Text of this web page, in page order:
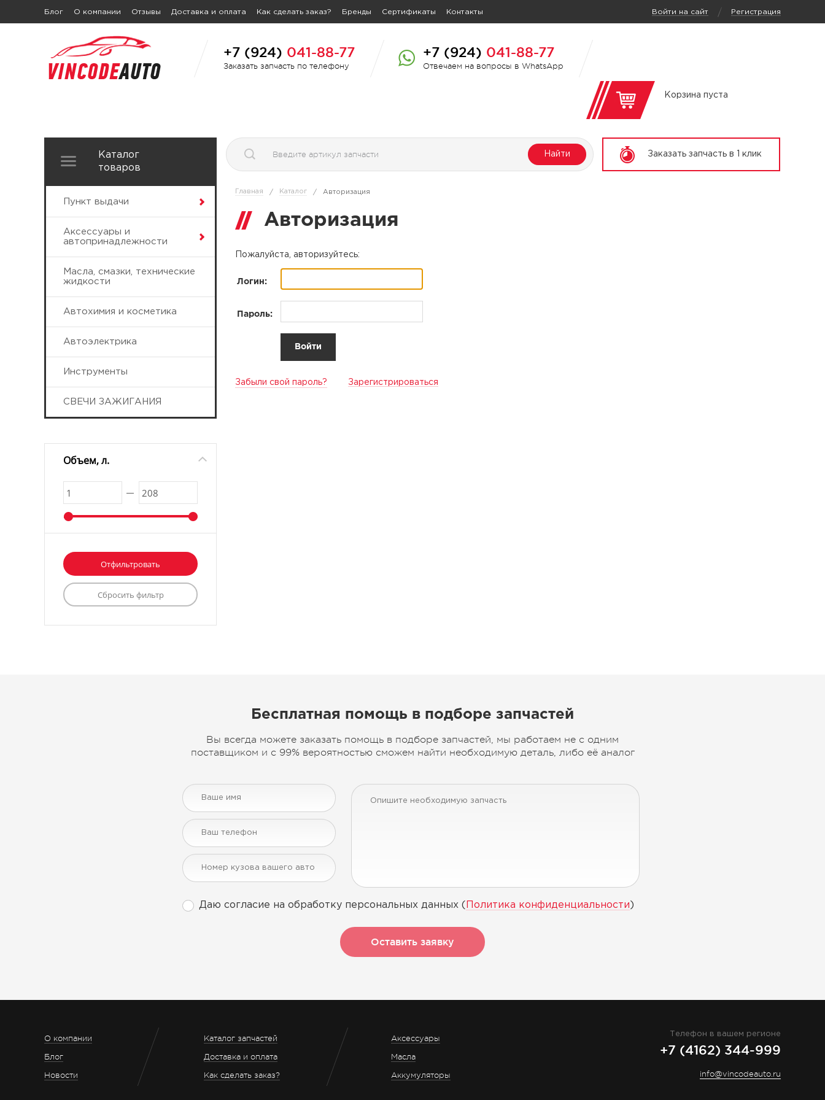
Блог О компании Отзывы Доставка и оплата Как сделать заказ? Бренды Сертификаты Контакты Войти на сайт / Регистрация
+7 (924) 041-88-77
Заказать запчасть по телефону
+7 (924) 041-88-77
Отвечаем на вопросы в WhatsApp
Корзина пуста
Каталог
товаров
Пункт выдачи
Аксессуары и
автопринадлежности
Масла, смазки, технические
жидкости
Автохимия и косметика
Автоэлектрика
Инструменты
СВЕЧИ ЗАЖИГАНИЯ
Объем, л.
Найти Заказать запчасть в 1 клик
Главная / Каталог / Авторизация
Авторизация
Пожалуйста, авторизуйтесь:
Логин:
Пароль:
Забыли свой пароль? Зарегистрироваться
Бесплатная помощь в подборе запчастей
Вы всегда можете заказать помощь в подборе запчастей, мы работаем не с одним
поставщиком и с 99% вероятностью сможем найти необходимую деталь, либо её аналог
Даю согласие на обработку персональных данных ( Политика конфиденциальности )
Оставить заявку
О компании
Блог
Новости
Каталог запчастей
Доставка и оплата
Как сделать заказ?
Аксессуары
Масла
Аккумуляторы
Телефон в вашем регионе
+7 (4162) 344-999
info@vincodeauto.ru